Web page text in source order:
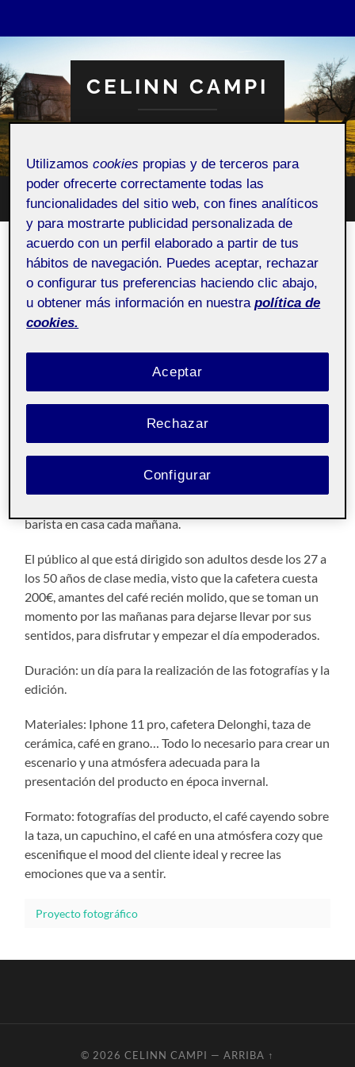
CELINN CAMPI
Alternar
el
menú
móvil
CATEGORÍA: UNCATEGORIZED
Pre-propuesta Celine – un
barista en casa
1 DICIEMBRE, 2021 / 1 COMENTARIO
Taller de fotografia
Pública
Mi propuesta es hacer una fotografía de producto para
un proyecto publicitario de la marca de cafeteras
barista en casa cada mañana.
El público al que está dirigido son adultos desde los 27 a
los 50 años de clase media, visto que la cafetera cuesta
200€, amantes del café recién molido, que se toman un
momento por las mañanas para dejarse llevar por sus
sentidos, para disfrutar y empezar el día empoderados.
Duración: un día para la realización de las fotografías y la
edición.
Materiales: Iphone 11 pro, cafetera Delonghi, taza de
cerámica, café en grano… Todo lo necesario para crear un
escenario y una atmósfera adecuada para la
presentación del producto en época invernal.
Formato: fotografías del producto, el café cayendo sobre
la taza, un capuchino, el café en una atmósfera cozy que
escenifique el mood del cliente ideal y recree las
emociones que va a sentir.
Proyecto fotográfico
© 2026 CELINN CAMPI — ARRIBA ↑
Utilizamoscookies propias y de terceros para
poder ofrecerte correctamente todas las
funcionalidades del sitio web, con fines analíticos
y para mostrarte publicidad personalizada de
acuerdo con un perfil elaborado a partir de tus
hábitos de navegación. Puedes aceptar, rechazar
o configurar tus preferencias haciendo clic abajo,
u obtener más información en nuestra política de
cookies.
Rechazar
Aceptar
Configurar